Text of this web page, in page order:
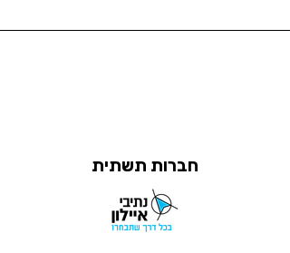
חברות תשתית